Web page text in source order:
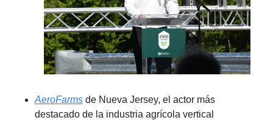
AeroFarms de Nueva Jersey, el actor más
destacado de la industria agrícola vertical